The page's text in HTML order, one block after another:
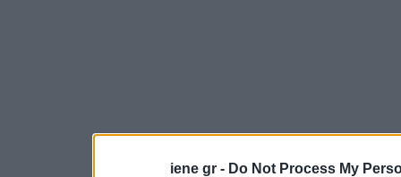
iene gr - Do Not Process My